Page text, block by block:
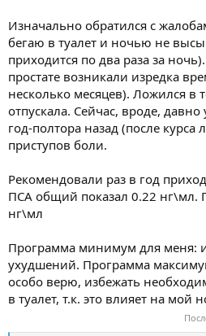
Изначально обратился с
бегаю в туалет и ночью не
приходится по два раза за
простате возникали изредка
несколько месяцев). Ложился в
отпускала. Сейчас, вроде,
год-полтора назад (после курса
приступов боли.
Рекомендовали раз в год
ПСА общий показал 0.22 нг\мл.
нг\мл
Программа минимум для меня:
ухудшений. Программа
особо верю, избежать
в туалет, т.к. это влияет на мой